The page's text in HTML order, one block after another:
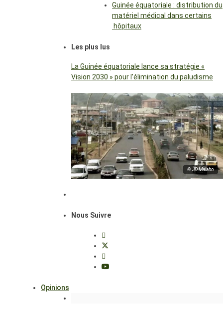
Guinée équatoriale : distribution du
matériel médical dans certains
hôpitaux
Les plus lus
La Guinée équatoriale lance sa stratégie «
Vision 2030 » pour l’élimination du paludisme
© JD Malabo
Nous Suivre
Opinions